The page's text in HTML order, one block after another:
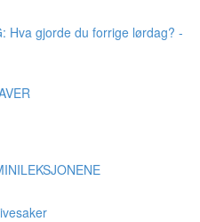
Hva gjorde du forrige lørdag? -